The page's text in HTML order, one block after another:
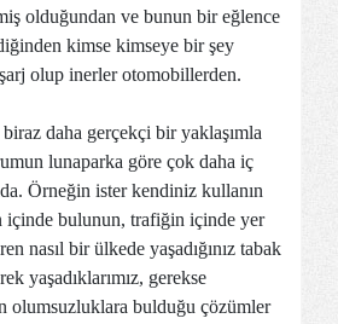
olduğundan ve bunun bir eğlence
kimse kimseye bir şey
olup inerler otomobillerden.
daha gerçekçi bir yaklaşımla
lunaparka göre çok daha iç
Örneğin ister kendiniz kullanın
içinde bulunun, trafiğin içinde yer
nasıl bir ülkede yaşadığınız tabak
yaşadıklarımız, gerekse
olumsuzluklara bulduğu çözümler